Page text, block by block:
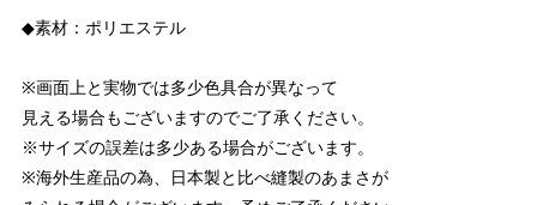
◆素材：ポリエステル
※画面上と実物では多少色具合が異なって
見える場合もございますのでご了承ください。
※サイズの誤差は多少ある場合がございます。
※海外生産品の為、日本製と比べ縫製のあまさが